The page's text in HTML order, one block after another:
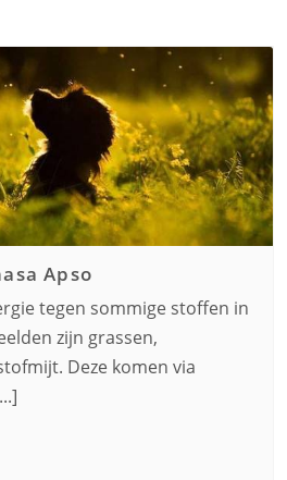
Apso
tegen sommige stoffen in
zijn grassen,
Deze komen via